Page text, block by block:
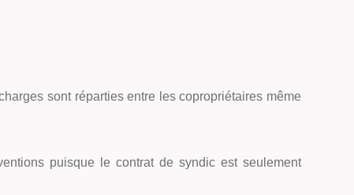
sont réparties entre les copropriétaires même
puisque le contrat de syndic est seulement